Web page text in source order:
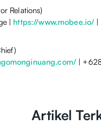
Relations)
| https://www.mobee.io/ |
|
Artikel